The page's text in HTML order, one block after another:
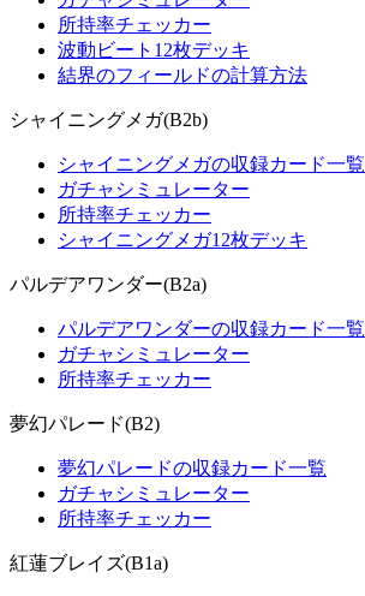
所持率チェッカー
波動ビート12枚デッキ
結界のフィールドの計算方法
シャイニングメガ(B2b)
シャイニングメガの収録カード一覧
ガチャシミュレーター
所持率チェッカー
シャイニングメガ12枚デッキ
パルデアワンダー(B2a)
パルデアワンダーの収録カード一覧
ガチャシミュレーター
所持率チェッカー
夢幻パレード(B2)
夢幻パレードの収録カード一覧
ガチャシミュレーター
所持率チェッカー
紅蓮ブレイズ(B1a)